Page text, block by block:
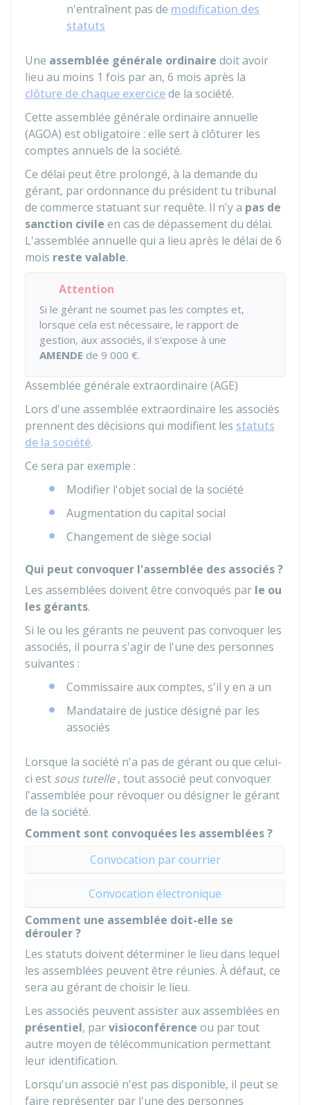
n'entraînent pas de modification des
statuts
Une assemblée générale ordinaire doit avoir
lieu au moins 1 fois par an, 6 mois après la
clôture de chaque exercicede la société.
Cette assemblée générale ordinaire annuelle
(AGOA) est obligatoire : elle sert à clôturer les
comptes annuels de la société.
Ce délai peut être prolongé, à la demande du
gérant, par ordonnance du président tu tribunal
de commerce statuant sur requête. Il n'y a pas de
sanction civile en cas de dépassement du délai.
L'assemblée annuelle qui a lieu après le délai de 6
mois reste valable.
Attention
Si le gérant ne soumet pas les comptes et,
lorsque cela est nécessaire, le rapport de
gestion, aux associés, il s'expose à une
AMENDE de 9 000 €.
Assemblée générale extraordinaire (AGE)
Lors d'une assemblée extraordinaire les associés
prennent des décisions qui modifient les statuts
de la société.
Ce sera par exemple :
Modifier l'objet social de la société
Augmentation du capital social
Changement de siège social
Qui peut convoquer l'assemblée des associés ?
Les assemblées doivent être convoqués par le ou
les gérants.
Si le ou les gérants ne peuvent pas convoquer les
associés, il pourra s'agir de l'une des personnes
suivantes :
Commissaire aux comptes, s'il y en a un
Mandataire de justice désigné par les
associés
Lorsque la société n'a pas de gérant ou que celui-
ci est sous tutelle, tout associé peut convoquer
l'assemblée pour révoquer ou désigner le gérant
de la société.
Comment sont convoquées les assemblées ?
Convocation par courrier
Convocation électronique
Comment une assemblée doit-elle se
dérouler ?
Les statuts doivent déterminer le lieu dans lequel
les assemblées peuvent être réunies. À défaut, ce
sera au gérant de choisir le lieu.
Les associés peuvent assister aux assemblées en
présentiel, parvisioconférence ou par tout
autre moyen de télécommunication permettant
leur identification.
Lorsqu'un associé n'est pas disponible, il peut se
faire représenter par l'une des personnes